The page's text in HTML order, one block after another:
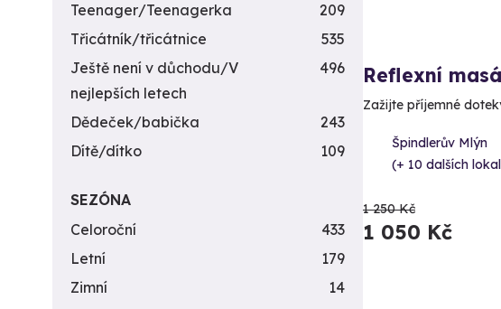
Reflexní
Zažijte příjemné
Špindlerův Mlýn
(+ 10 dalších
1 250 Kč
1 050 Kč
Teenager/Teenagerka
209
Třicátník/třicátnice
535
Ještě není v důchodu/V
nejlepších letech
496
Dědeček/babička
243
Dítě/dítko
109
SEZÓNA
Celoroční
433
Letní
179
Zimní
14